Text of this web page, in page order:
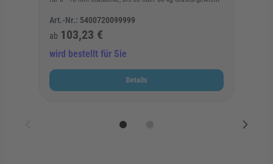
Art.-Nr.: 5400720099999
ab 103,23 €
wird bestellt für Sie
Details